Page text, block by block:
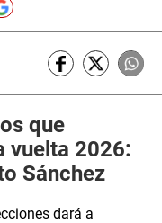
que
vuelta 2026:
Sánchez
dará a